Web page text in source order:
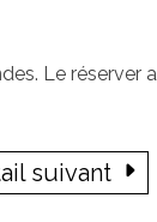
Le réserver
suivant